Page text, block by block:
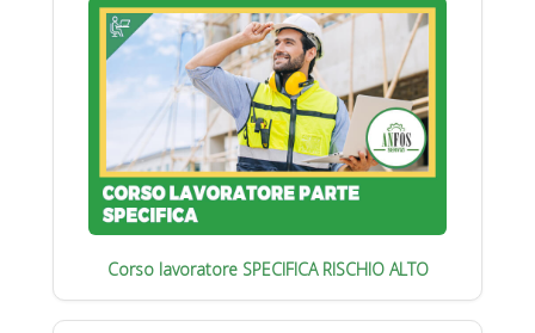
Corso lavoratore SPECIFICA RISCHIO ALTO